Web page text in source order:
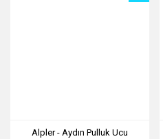
Alpler - Aydın Pulluk Ucu